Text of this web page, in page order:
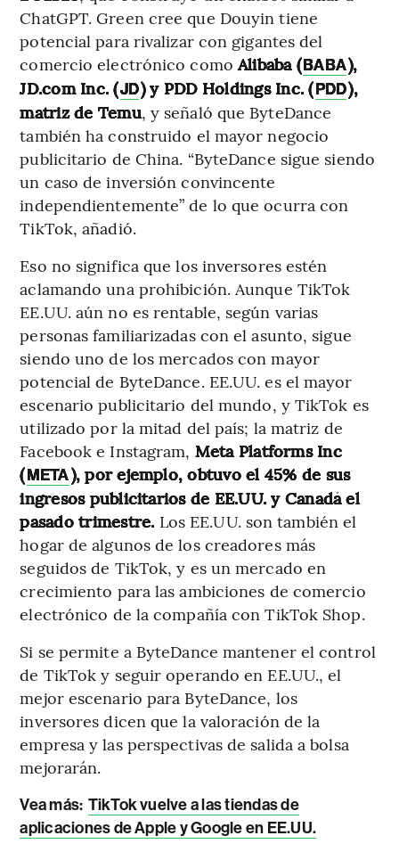
ChatGPT. Green cree que Douyin tiene
potencial para rivalizar con gigantes del
comercio electrónico comoAlibaba (BABA),
JD.com Inc. (JD) y PDD Holdings Inc. (PDD),
matriz de Temu, y señaló que ByteDance
también ha construido el mayor negocio
publicitario de China. “ByteDance sigue siendo
un caso de inversión convincente
independientemente” de lo que ocurra con
TikTok, añadió.
Eso no significa que los inversores estén
aclamando una prohibición. Aunque TikTok
EE.UU. aún no es rentable, según varias
personas familiarizadas con el asunto, sigue
siendo uno de los mercados con mayor
potencial de ByteDance. EE.UU. es el mayor
escenario publicitario del mundo, y TikTok es
utilizado por la mitad del país; la matriz de
Facebook e Instagram, Meta Platforms Inc
(META), por ejemplo, obtuvo el 45% de sus
ingresos publicitarios de EE.UU. y Canadá el
pasado trimestre. Los EE.UU. son también el
hogar de algunos de los creadores más
seguidos de TikTok, y es un mercado en
crecimiento para las ambiciones de comercio
electrónico de la compañía con TikTok Shop.
Si se permite a ByteDance mantener el control
de TikTok y seguir operando en EE.UU., el
mejor escenario para ByteDance, los
inversores dicen que la valoración de la
empresa y las perspectivas de salida a bolsa
mejorarán.
Vea más: TikTok vuelve a las tiendas de
aplicaciones de Apple y Google en EE.UU.